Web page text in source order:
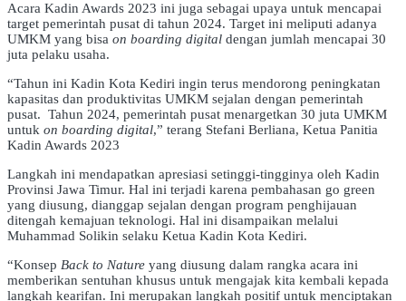
Acara Kadin Awards 2023 ini juga sebagai upaya untuk mencapai
target pemerintah pusat di tahun 2024. Target ini meliputi adanya
UMKM yang bisa on boarding digital dengan jumlah mencapai 30
juta pelaku usaha.
“Tahun ini Kadin Kota Kediri ingin terus mendorong peningkatan
kapasitas dan produktivitas UMKM sejalan dengan pemerintah
pusat. Tahun 2024, pemerintah pusat menargetkan 30 juta UMKM
untuk on boarding digital,” terang Stefani Berliana, Ketua Panitia
Kadin Awards 2023
Langkah ini mendapatkan apresiasi setinggi-tingginya oleh Kadin
Provinsi Jawa Timur. Hal ini terjadi karena pembahasan go green
yang diusung, dianggap sejalan dengan program penghijauan
ditengah kemajuan teknologi. Hal ini disampaikan melalui
Muhammad Solikin selaku Ketua Kadin Kota Kediri.
“Konsep Back to Nature yang diusung dalam rangka acara ini
memberikan sentuhan khusus untuk mengajak kita kembali kepada
langkah kearifan. Ini merupakan langkah positif untuk menciptakan